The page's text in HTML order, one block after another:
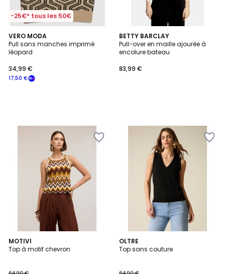
-25€* tous les 50€
VERO MODA
Pull sans manches imprimé
léopard
17,50 €
34,99 €
BETTY BARCLAY
Pull-over en maille ajourée à
encolure bateau
83,99 €
MOTIVI
Top à motif chevron
OLTRE
Top sans couture
3
Couleurs